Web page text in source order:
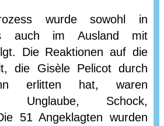
wurde sowohl in
auch im Ausland mit
Die Reaktionen auf die
die Gisèle Pelicot durch
erlitten hat, waren
Unglaube, Schock,
51 Angeklagten wurden